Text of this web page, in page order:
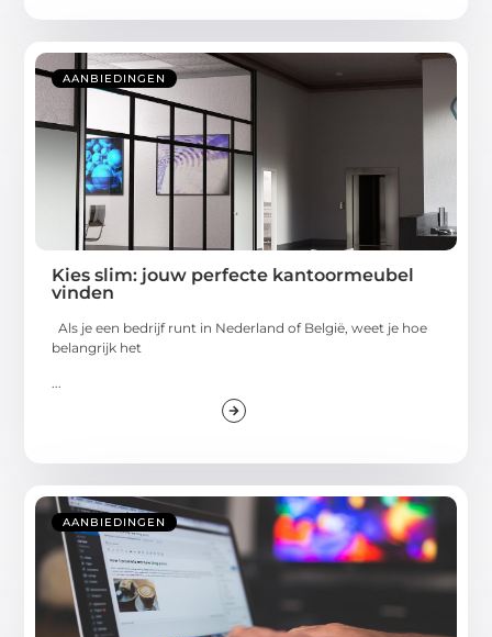
AANBIEDINGEN
Kies slim: jouw perfecte kantoormeubel
vinden
Als je een bedrijf runt in Nederland of België, weet je hoe
belangrijk het
...
AANBIEDINGEN